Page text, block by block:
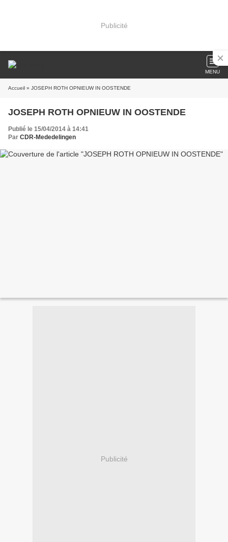
Publicité
MENU
Accueil » JOSEPH ROTH OPNIEUW IN OOSTENDE
JOSEPH ROTH OPNIEUW IN OOSTENDE
Publié le 15/04/2014 à 14:41
Par CDR-Mededelingen
Publicité